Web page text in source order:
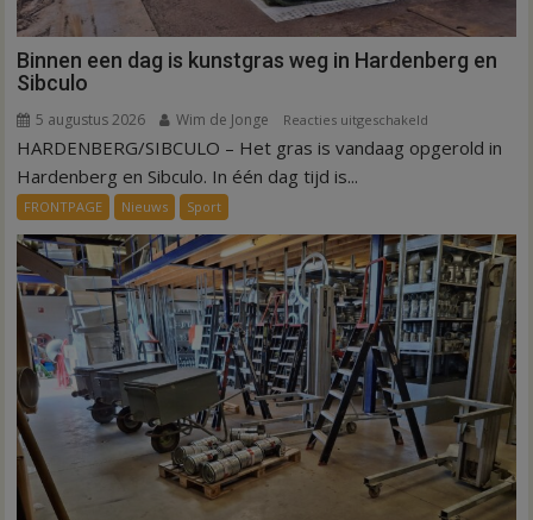
Binnen een dag is kunstgras weg in Hardenberg en
Sibculo
5 augustus 2026 Wim de Jonge Reacties uitgeschakeld
Binnen
kunstgras
weg
in
Hardenberg
en
Sibculo
HARDENBERG/SIBCULO – Het gras is vandaag opgerold in
Hardenberg en Sibculo. In één dag tijd is...
FRONTPAGE Nieuws Sport